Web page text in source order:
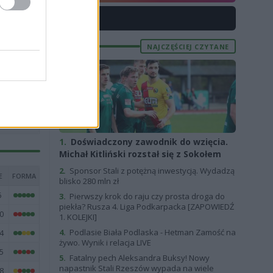
FORMA
NAJCZĘŚCIEJ CZYTANE
1. Doświadczony zawodnik do wzięcia.
Michał Kitliński rozstał się z Sokołem
2. Sponsor Stali z potężną inwestycją. Wydadzą
blisko 280 mln zł
3. Pierwszy krok do raju czy prosta droga do
piekła? Rusza 4. Liga Podkarpacka [ZAPOWIEDŹ
1. KOLEJKI]
4. Podlasie Biała Podlaska - Hetman Zamość na
żywo. Wynik i relacja LIVE
5. Fatalny pech Aleksandra Buksy! Nowy
napastnik Stali Rzeszów wypada na wiele